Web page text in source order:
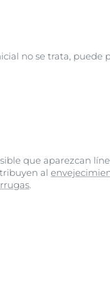
no se trata, puede
que aparezcan
al